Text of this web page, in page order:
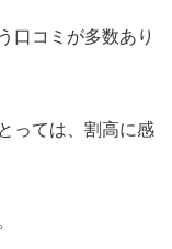
口コミが多数あり
っては、割高に感